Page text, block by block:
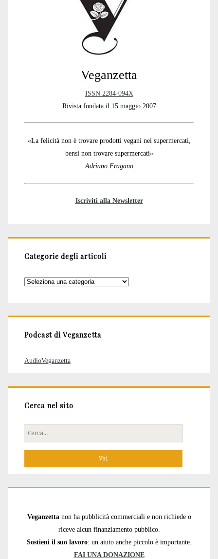
Veganzetta
ISSN 2284-094X
Rivista fondata il 15 maggio 2007
«La felicità non è trovare prodotti vegani nei supermercati,
bensì non trovare supermercati»
Adriano Fragano
Iscriviti alla Newsletter
Categorie degli articoli
Categorie
Podcast di Veganzetta
AudioVeganzetta
Cerca nel sito
Cerca
per:
Veganzetta non ha pubblicità commerciali e non richiede o
riceve alcun finanziamento pubblico.
Sostieni il suo lavoro: un aiuto anche piccolo è importante.
FAI UNA DONAZIONE